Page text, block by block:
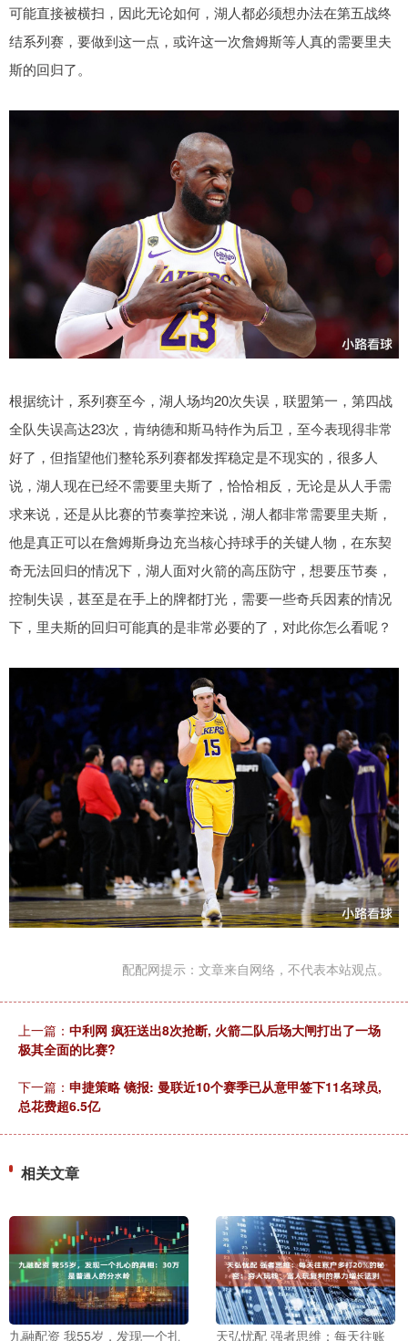
可能直接被横扫，因此无论如何，湖人都必须想办法在第五战终
结系列赛，要做到这一点，或许这一次詹姆斯等人真的需要里夫
斯的回归了。
根据统计，系列赛至今，湖人场均20次失误，联盟第一，第四战
全队失误高达23次，肯纳德和斯马特作为后卫，至今表现得非常
好了，但指望他们整轮系列赛都发挥稳定是不现实的，很多人
说，湖人现在已经不需要里夫斯了，恰恰相反，无论是从人手需
求来说，还是从比赛的节奏掌控来说，湖人都非常需要里夫斯，
他是真正可以在詹姆斯身边充当核心持球手的关键人物，在东契
奇无法回归的情况下，湖人面对火箭的高压防守，想要压节奏，
控制失误，甚至是在手上的牌都打光，需要一些奇兵因素的情况
下，里夫斯的回归可能真的是非常必要的了，对此你怎么看呢？
配配网提示：文章来自网络，不代表本站观点。
上一篇： 中利网 疯狂送出8次抢断, 火箭二队后场大闸打出了一场
极其全面的比赛?
下一篇： 申捷策略 镜报: 曼联近10个赛季已从意甲签下11名球员,
总花费超6.5亿
相关文章
九融配资 我55岁，发现一个扎 天弘忧配 强者思维：每天往账